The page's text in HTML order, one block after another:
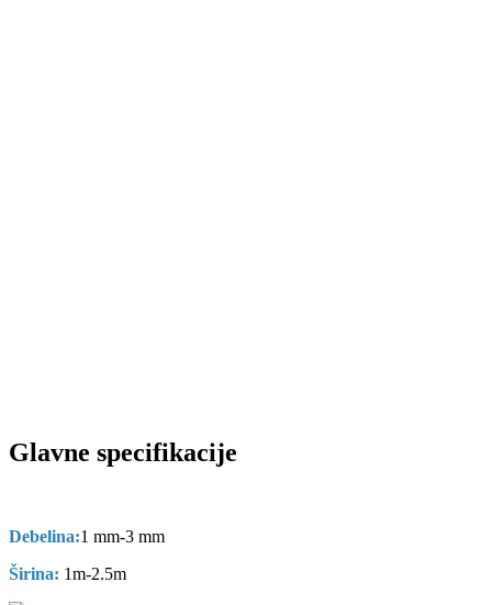
Glavne specifikacije
Debelina:1 mm-3 mm
Širina: 1m-2.5m